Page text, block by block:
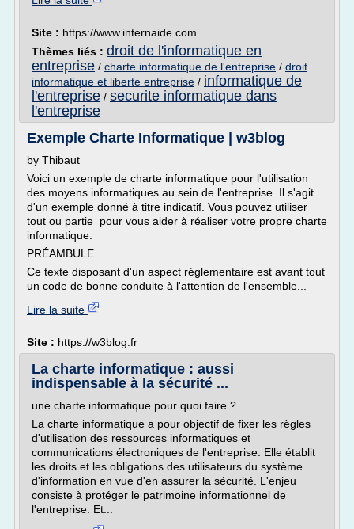
Site : https://www.internaide.com
Thèmes liés : droit de l'informatique en
entreprise / charte informatique de l'entreprise / droit
informatique et liberte entreprise / informatique de
l'entreprise / securite informatique dans
l'entreprise
Exemple Charte Informatique | w3blog
by Thibaut
Voici un exemple de charte informatique pour l'utilisation
des moyens informatiques au sein de l'entreprise. Il s'agit
d'un exemple donné à titre indicatif. Vous pouvez utiliser
tout ou partie pour vous aider à réaliser votre propre charte
informatique.
PRÉAMBULE
Ce texte disposant d'un aspect réglementaire est avant tout
un code de bonne conduite à l'attention de l'ensemble...
Lire la suite
Site : https://w3blog.fr
La charte informatique : aussi
indispensable à la sécurité ...
une charte informatique pour quoi faire ?
La charte informatique a pour objectif de fixer les règles
d'utilisation des ressources informatiques et
communications électroniques de l'entreprise. Elle établit
les droits et les obligations des utilisateurs du système
d'information en vue d'en assurer la sécurité. L'enjeu
consiste à protéger le patrimoine informationnel de
l'entreprise. Et...